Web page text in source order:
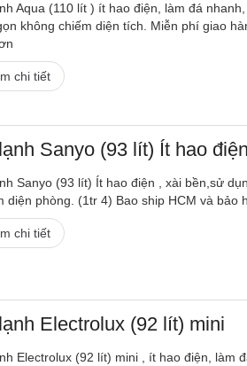
Aqua (110 lít ) ít hao điện, làm đá
không chiếm diện tích. Miễn phí giao
chi tiết
Sanyo (93 lít) Ít hao
Sanyo (93 lít) Ít hao điện , xài bền,sử
diện phòng. (1tr 4) Bao ship HCM và bảo
chi tiết
Electrolux (92 lít) mini
Electrolux (92 lít) mini , ít hao điện, làm